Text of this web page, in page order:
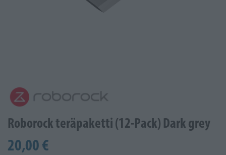
Roborock teräpaketti (12-Pack) Dark grey
20,00 €